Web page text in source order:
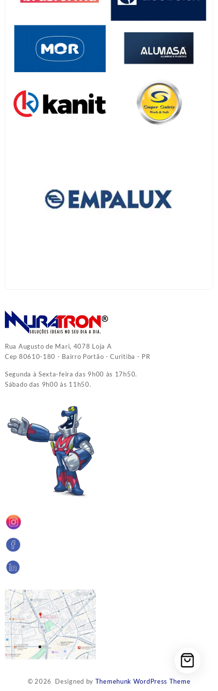
Rua Augusto de Mari, 4078 Loja A
Cep 80610-180 - Bairro Portão - Curitiba - PR
Segunda à Sexta-feira das 9h00 às 17h50.
Sábado das 9h00 às 11h50.
© 2026 Designed by Themehunk WordPress Theme